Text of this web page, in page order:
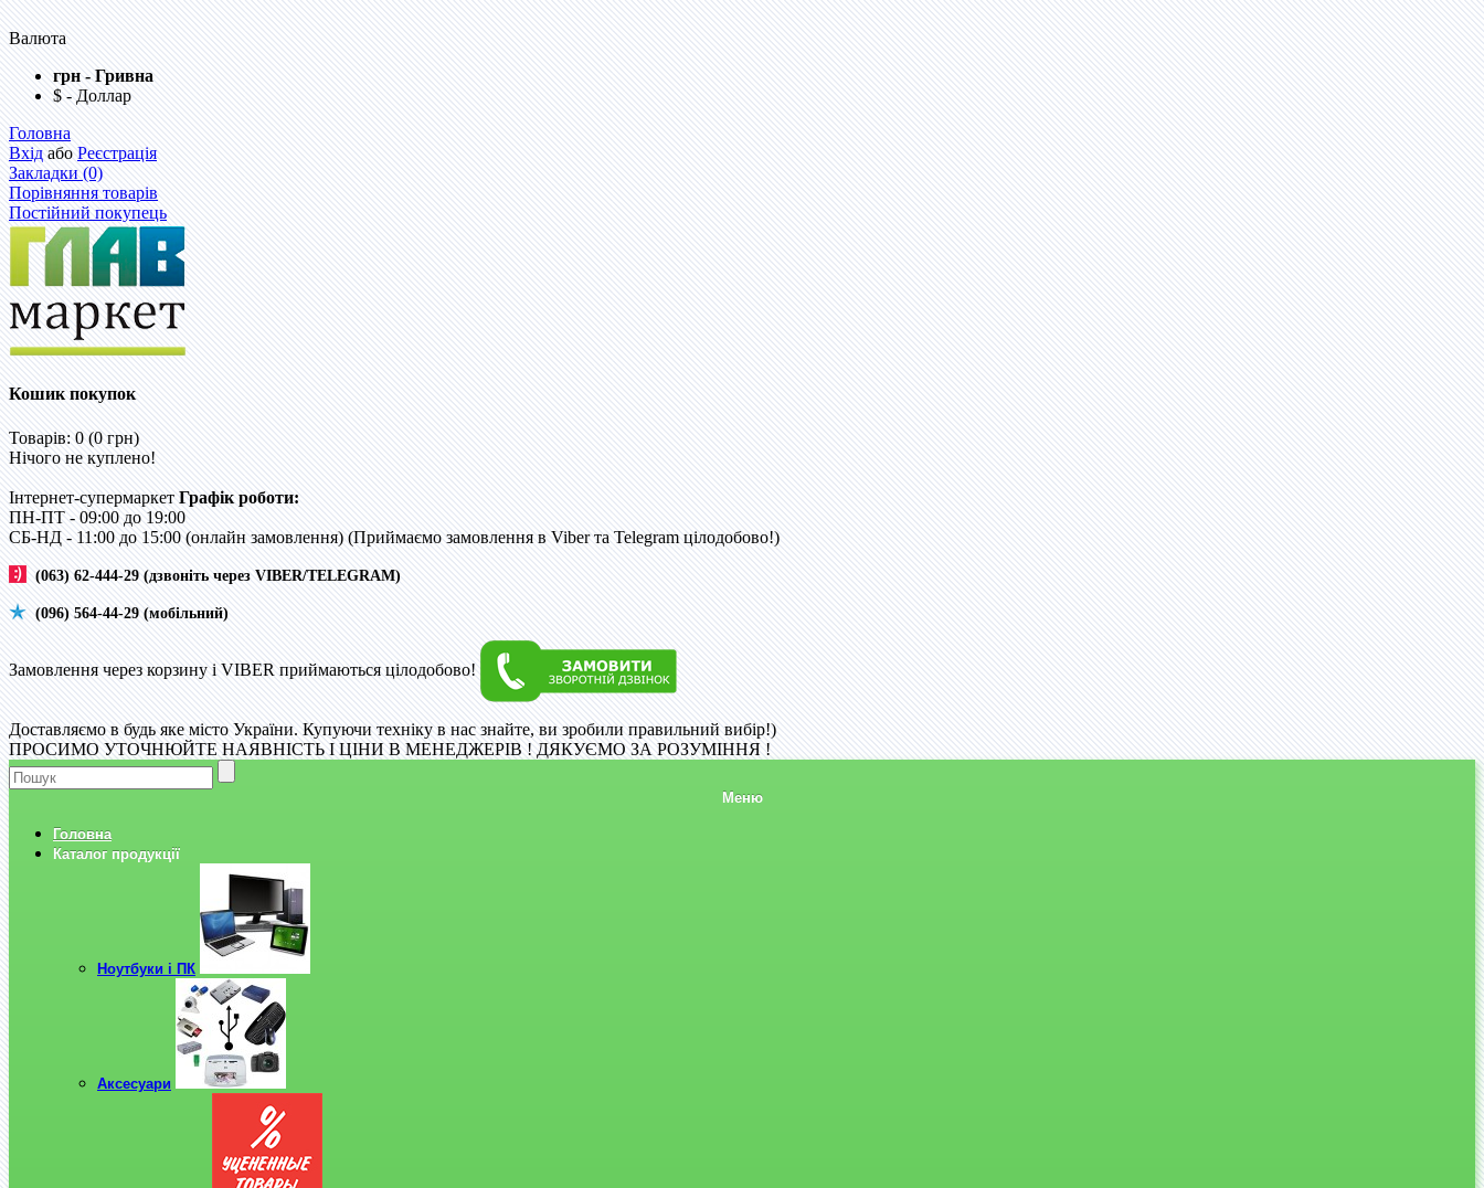
Валюта
грн - Гривна
$ - Доллар
Головна
ВхідабоРеєстрація
Закладки (0)
Порівняння товарів
Постійний покупець
Кошик покупок
Товарів: 0 (0 грн)
Нічого не куплено!
Інтернет-супермаркет Графік роботи:
ПН-ПТ - 09:00 до 19:00
CБ-НД - 11:00 до 15:00 (онлайн замовлення) (Приймаємо замовлення в Viber та Telegram цілодобово!)
(063) 62-444-29 (дзвоніть через VIBER/TELEGRAM)
(096) 564-44-29 (мобільний)
Замовлення через корзину і VIBER приймаються цілодобово!
Доставляємо в будь яке місто України. Купуючи техніку в нас знайте, ви зробили правильний вибір!)
ПРОСИМО УТОЧНЮЙТЕ НАЯВНІСТЬ І ЦІНИ В МЕНЕДЖЕРІВ ! ДЯКУЄМО ЗА РОЗУМІННЯ !
Меню
Головна
Каталог продукції
Ноутбуки і ПК
Аксесуари